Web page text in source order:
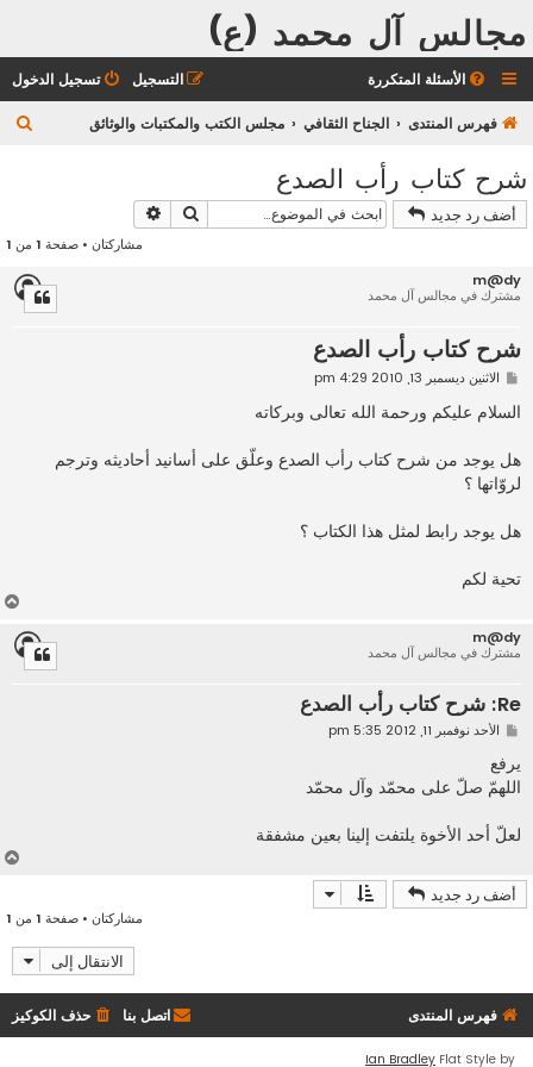
مجالس آل محمد (ع)
الأسئلة المتكررة تسجيل الدخول التسجيل
فهرس المنتدى الجناح الثقافي مجلس الكتب والمكتبات والوثائق
شرح كتاب رأب الصدع
أضف رد جديد بحث
مشاركتان • صفحة 1 من 1
m@dy
مشترك في مجالس آل محمد
شرح كتاب رأب الصدع
م
ر
الاثنين ديسمبر 13, 2010 4:29 pm
السلام عليكم ورحمة الله تعالى وبركاته
هل يوجد من شرح كتاب رأب الصدع وعلّق على أسانيد أحاديثه وترجم
لروّاتها ؟
هل يوجد رابط لمثل هذا الكتاب ؟
تحية لكم
m@dy
مشترك في مجالس آل محمد
Re: شرح كتاب رأب الصدع
م
ا
ر
ك
الأحد نوفمبر 11, 2012 5:35 pm
يرفع
اللهمّ صلّ على محمّد وآل محمّد
لعلّ أحد الأخوة يلتفت إلينا بعين مشفقة
أضف رد جديد
مشاركتان • صفحة 1 من 1
الانتقال إلى
فهرس المنتدى حذف الكوكيز اتصل بنا
Flat Style by
Ian Bradley